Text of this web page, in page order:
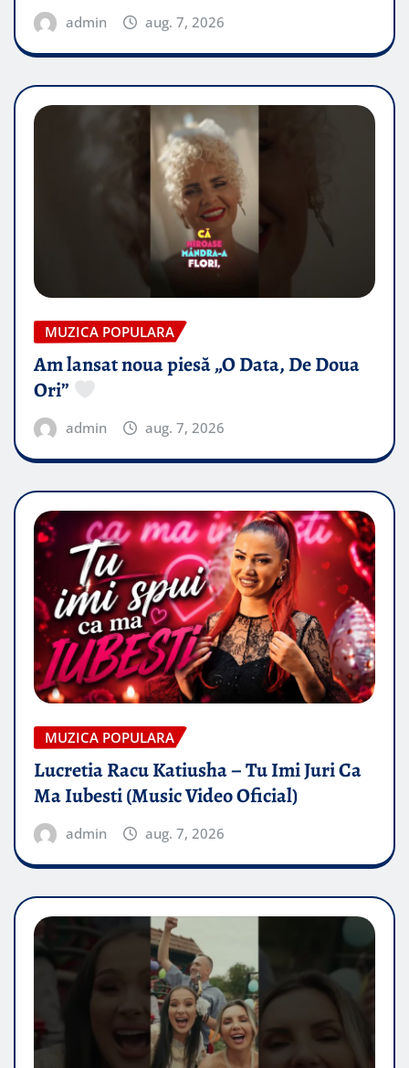
admin aug. 7, 2026
MUZICA POPULARA
Am lansat noua piesă „O Data, De Doua
Ori”
admin aug. 7, 2026
MUZICA POPULARA
Lucretia Racu Katiusha – Tu Imi Juri Ca
Ma Iubesti (Music Video Oficial)
admin aug. 7, 2026